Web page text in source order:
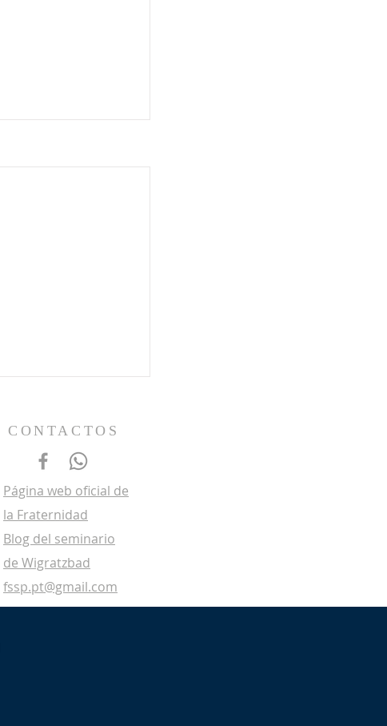
CONTACTOS
Página web oficial de
la Fraternidad
Blog del seminario
de Wigratzbad
fssp.pt@gmail.com